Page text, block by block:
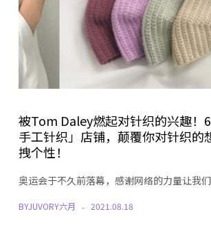
被Tom Daley燃起对针织的兴趣！
手工针织」店铺，颠覆你对针织的
拽个性！
奥运会于不久前落幕，感谢网络的力量让我
BYJUVORY六月 2021.08.18